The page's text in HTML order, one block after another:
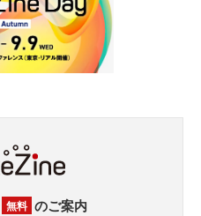
無料 のご案内